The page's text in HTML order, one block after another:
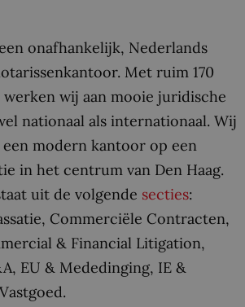
onafhankelijk, Nederlands
Met ruim 170
wij aan mooie juridische
nationaal als internationaal. Wij
modern kantoor op een
in het centrum van Den Haag.
uit de volgende secties:
Commerciële Contracten,
& Financial Litigation,
EU & Mededinging, IE &